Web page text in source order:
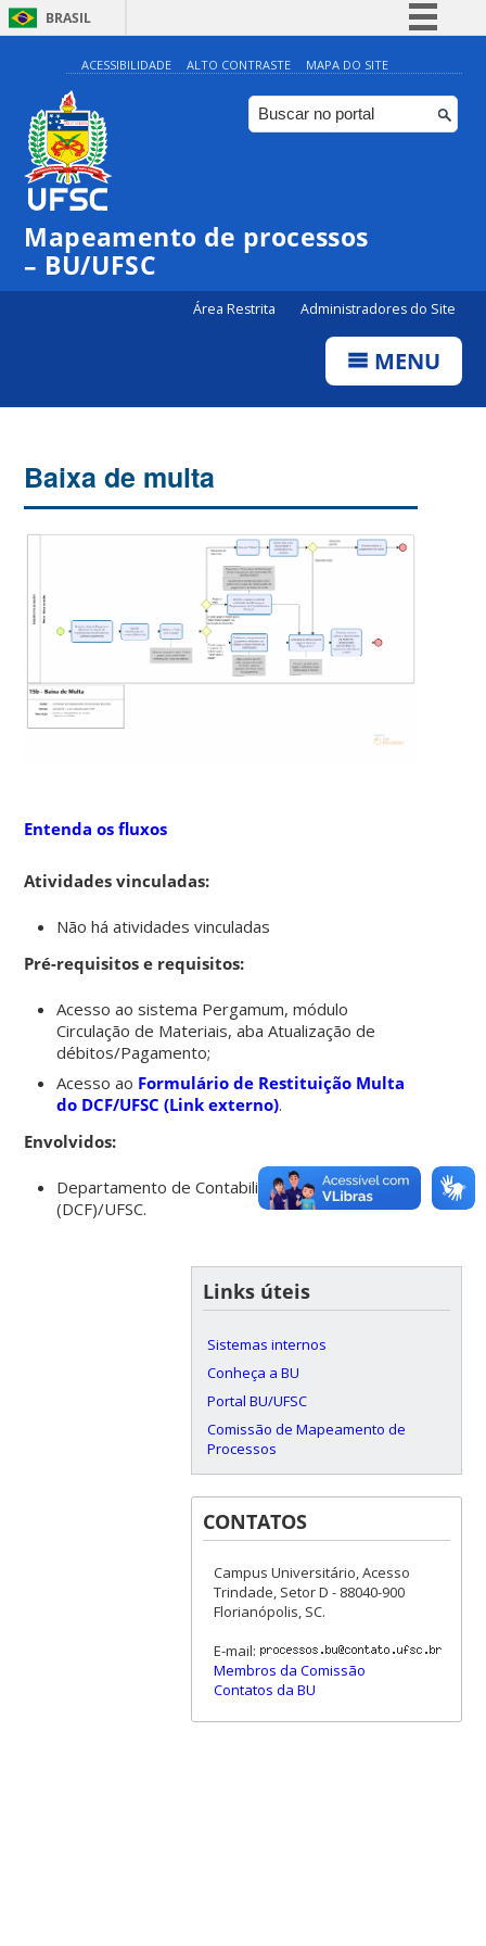
BRASIL
Simplifique!
Comunica BR
Participe
Canais
ACESSIBILIDADE ALTO CONTRASTE MAPA DO SITE
Mapeamento de processos
– BU/UFSC
Área Restrita Administradores do Site
MENU
Baixa de multa
Entenda os fluxos
Atividades vinculadas:
Não há atividades vinculadas
Pré-requisitos e requisitos:
Acesso ao sistema Pergamum, módulo
Circulação de Materiais, aba Atualização de
débitos/Pagamento;
Acesso ao Formulário de Restituição Multa
do DCF/UFSC (Link externo).
Envolvidos:
Departamento de Contabilidade e Finanças
(DCF)/UFSC.
Links úteis
Sistemas internos
Conheça a BU
Portal BU/UFSC
Comissão de Mapeamento de
Processos
CONTATOS
Campus Universitário, Acesso
Trindade, Setor D - 88040-900
Florianópolis, SC.
E-mail:
Membros da Comissão
Contatos da BU